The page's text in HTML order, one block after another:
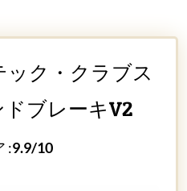
ク・クラブス
ブレーキV2
:9.9/10